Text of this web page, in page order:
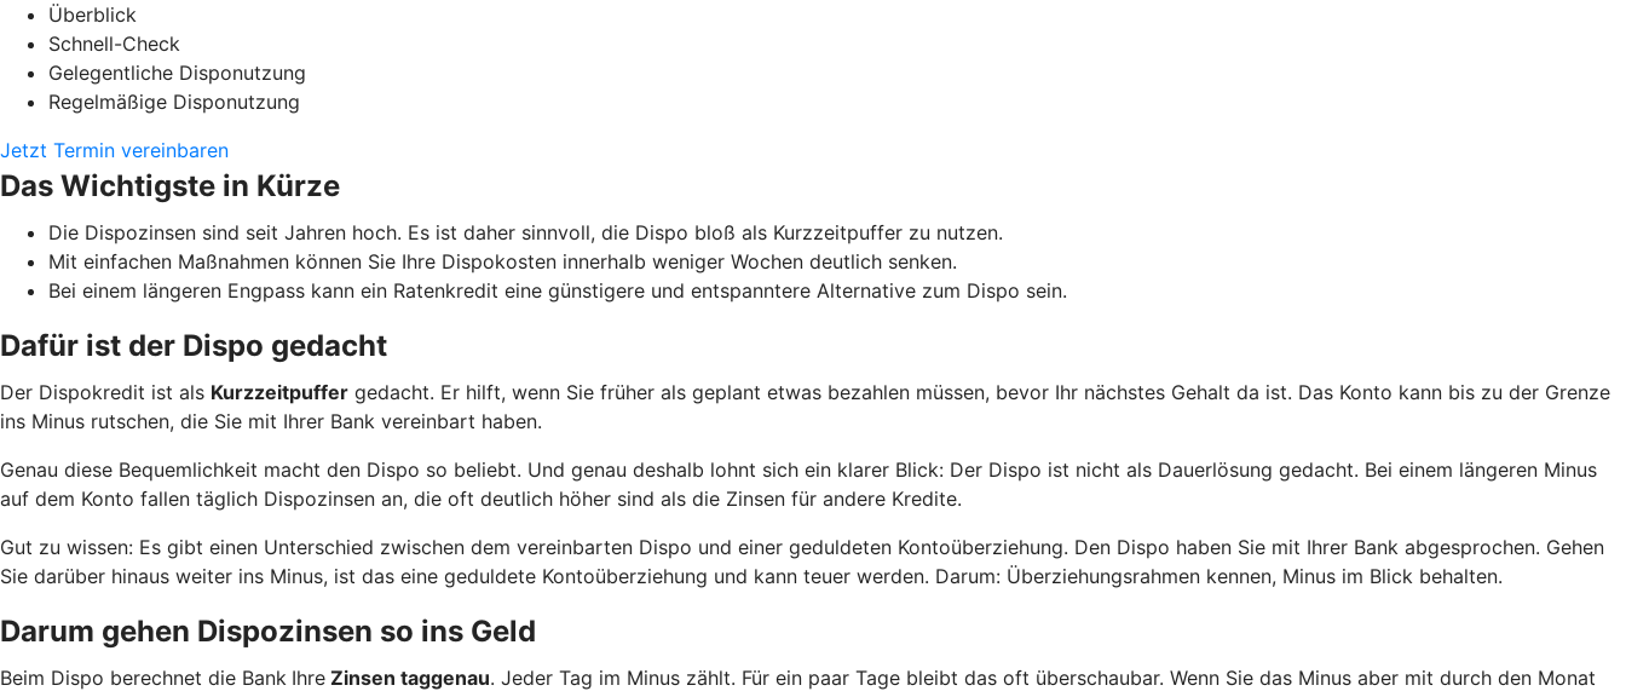
Überblick
Schnell-Check
Gelegentliche Disponutzung
Regelmäßige Disponutzung
Jetzt Termin vereinbaren
Das Wichtigste in Kürze
Die Dispozinsen sind seit Jahren hoch. Es ist daher sinnvoll, die Dispo bloß als Kurzzeitpuffer zu nutzen.
Mit einfachen Maßnahmen können Sie Ihre Dispokosten innerhalb weniger Wochen deutlich senken.
Bei einem längeren Engpass kann ein Ratenkredit eine günstigere und entspanntere Alternative zum Dispo sein.
Dafür ist der Dispo gedacht
Der Dispokredit ist als Kurzzeitpuffer gedacht. Er hilft, wenn Sie früher als geplant etwas bezahlen müssen, bevor Ihr nächstes Gehalt da ist. Das Konto kann bis zu der Grenze
ins Minus rutschen, die Sie mit Ihrer Bank vereinbart haben.
Genau diese Bequemlichkeit macht den Dispo so beliebt. Und genau deshalb lohnt sich ein klarer Blick: Der Dispo ist nicht als Dauerlösung gedacht. Bei einem längeren Minus
auf dem Konto fallen täglich Dispozinsen an, die oft deutlich höher sind als die Zinsen für andere Kredite.
Gut zu wissen: Es gibt einen Unterschied zwischen dem vereinbarten Dispo und einer geduldeten Kontoüberziehung. Den Dispo haben Sie mit Ihrer Bank abgesprochen. Gehen
Sie darüber hinaus weiter ins Minus, ist das eine geduldete Kontoüberziehung und kann teuer werden. Darum: Überziehungsrahmen kennen, Minus im Blick behalten.
Darum gehen Dispozinsen so ins Geld
Beim Dispo berechnet die Bank Ihre Zinsen taggenau. Jeder Tag im Minus zählt. Für ein paar Tage bleibt das oft überschaubar. Wenn Sie das Minus aber mit durch den Monat